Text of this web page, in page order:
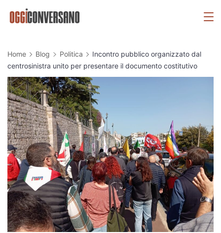
Home Blog Politica
Incontro pubblico organizzato dal
centrosinistra unito per presentare il documento costitutivo